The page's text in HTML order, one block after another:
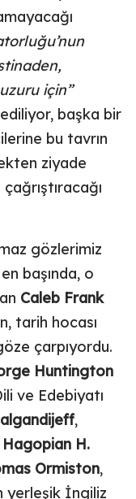
için”
başka bir
bu tavrın
ziyade
gözlerimiz
başında, o
Caleb Frank
tarih hocası
çarpıyordu.
Huntington
ve Edebiyatı
,
Hagopian H.
Ormiston,
yerleşik İngiliz